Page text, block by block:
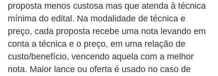
proposta menos custosa mas que atenda à técnica
mínima do edital. Na modalidade de técnica e
preço, cada proposta recebe uma nota levando em
conta a técnica e o preço, em uma relação de
custo/benefício, vencendo aquela com a melhor
nota. Maior lance ou oferta é usado no caso de
c
e
i
r
a